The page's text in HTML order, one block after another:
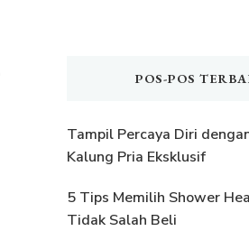
POS-POS
Tampil Percaya Diri
Kalung Pria Eksklusif
5 Tips Memilih Shower
Tidak Salah Beli